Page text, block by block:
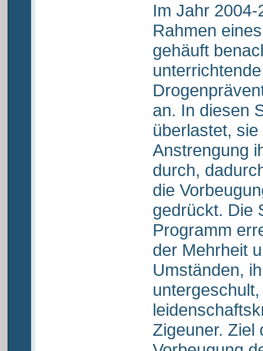
Im Jahr
Rahmen
gehäuft
an. In diesen
überlastet,
Anstrengung
durch,
die
gedrückt. Die
Programm
der Mehrheit
Umständen,
Zigeuner. Ziel